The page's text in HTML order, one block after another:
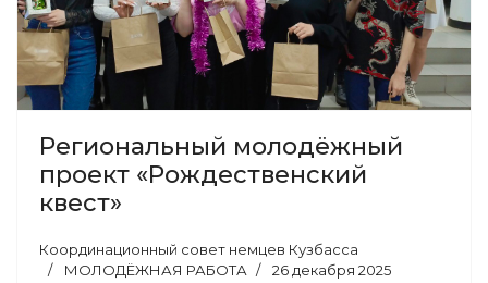
Региональный молодёжный
проект «Рождественский
квест»
Координационный совет немцев Кузбасса
МОЛОДЁЖНАЯ РАБОТА
26 декабря 2025